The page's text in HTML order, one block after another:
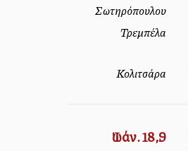
Σωτηρόπουλου
Τρεμπέλα
Κολιτσάρα
Ἰωάν. 18,9